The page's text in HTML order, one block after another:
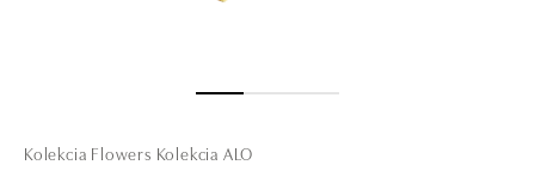
Kolekcia Flowers Kolekcia ALO